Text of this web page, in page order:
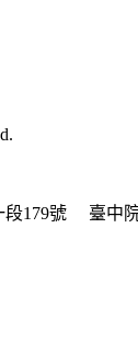
179號
臺中